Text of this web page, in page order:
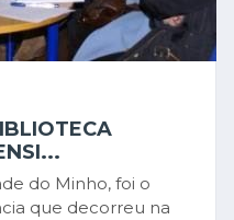
do Minho, foi o
que decorreu na